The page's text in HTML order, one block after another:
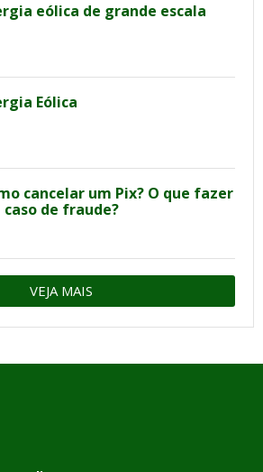
eólica de grande escala
Eólica
cancelar um Pix? O que fazer
caso de fraude?
VEJA MAIS